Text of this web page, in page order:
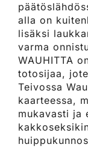
alla on
lisäksi
varma
WAUHITTA
totosijaa,
Teivossa
kaarteessa,
mukavasti ja